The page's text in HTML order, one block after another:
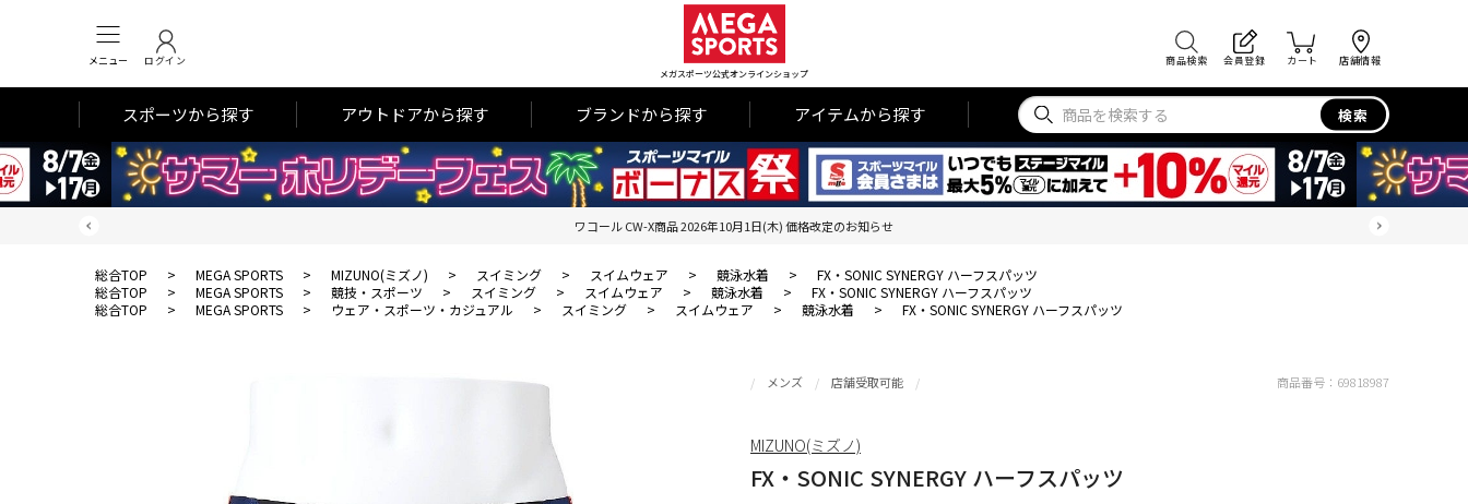
メニュー ログイン
メガスポーツ公式オンラインショップ
商品検索 会員登録 カート 店舗情報
スポーツから探す アウトドアから探す ブランドから探す アイテムから探す 検索
ワコール CW-X商品 2026年10月1日(木) 価格改定のお知らせ
総合TOP > MEGA SPORTS > MIZUNO(ミズノ) > スイミング > スイムウェア > 競泳水着 >
FX・SONIC SYNERGY ハーフスパッツ
総合TOP
> MEGA SPORTS > 競技・スポーツ > スイミング > スイムウェア > 競泳水着 >
FX・SONIC SYNERGY ハーフスパッツ
総合TOP
> MEGA SPORTS > ウェア・スポーツ・カジュアル > スイミング > スイムウェア > 競泳水着 > FX・SONIC SYNERGY ハーフスパッツ
メンズ 店舗受取可能
FX・SONIC SYNERGY ハーフスパッツ
商品番号： 69818987
MIZUNO(ミズノ)